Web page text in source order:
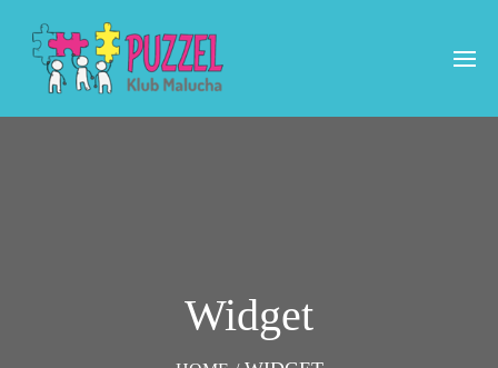
Widget